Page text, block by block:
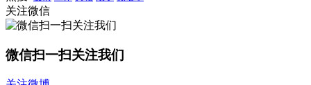
关注微信
微信扫一扫关注我们